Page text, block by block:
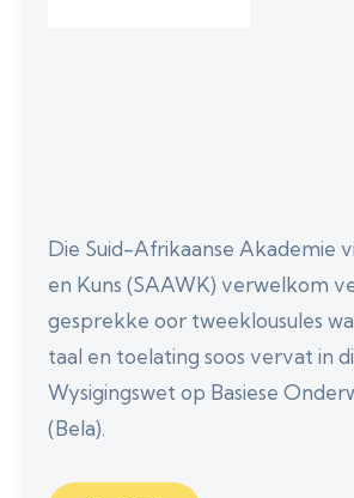
Die Suid-Afrikaanse Akademie
en Kuns (SAAWK) verwelkom
gesprekke oor tweeklousules
taal en toelating soos vervat in
Wysigingswet op Basiese
(Bela).